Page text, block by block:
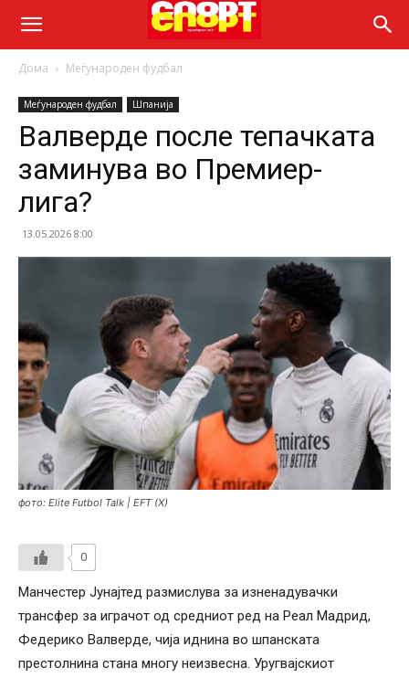
Дома Меѓународен фудбал
Меѓународен фудбал Шпанија
Валверде после тепачката
заминува во Премиер-
лига?
13.05.2026 8:00
фото: Elite Futbol Talk | EFT (X)
0
Манчестер Јунајтед размислува за изненадувачки
трансфер за играчот од средниот ред на Реал Мадрид,
Федерико Валверде, чија иднина во шпанската
престолнина стана многу неизвесна. Уругвајскиот